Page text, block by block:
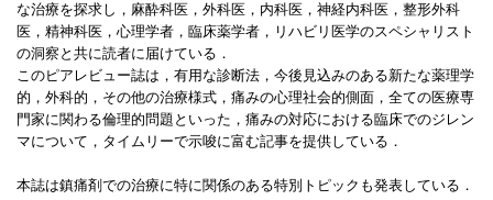
な治療を探求し，麻酔科医，外科医，内科医，神経内科医，整形外科
医，精神科医，心理学者，臨床薬学者，リハビリ医学のスペシャリスト
の洞察と共に読者に届けている．
このピアレビュー誌は，有用な診断法，今後見込みのある新たな薬理学
的，外科的，その他の治療様式，痛みの心理社会的側面，全ての医療専
門家に関わる倫理的問題といった，痛みの対応における臨床でのジレン
マについて，タイムリーで示唆に富む記事を提供している．
本誌は鎮痛剤での治療に特に関係のある特別トピックも発表している．